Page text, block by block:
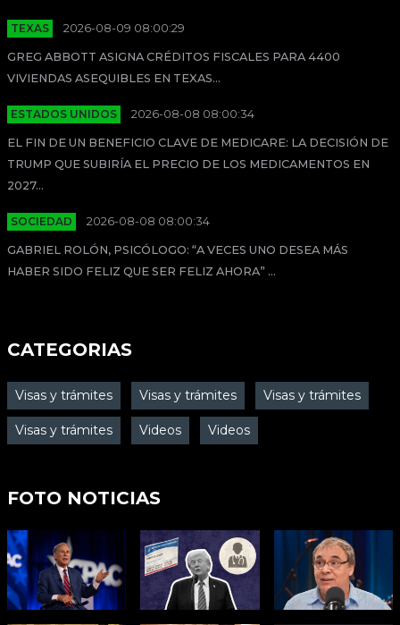
TEXAS 2026-08-09 08:00:29
GREG ABBOTT ASIGNA CRÉDITOS FISCALES PARA 4400
VIVIENDAS ASEQUIBLES EN TEXAS...
ESTADOS UNIDOS 2026-08-08 08:00:34
EL FIN DE UN BENEFICIO CLAVE DE MEDICARE: LA DECISIÓN DE
TRUMP QUE SUBIRÍA EL PRECIO DE LOS MEDICAMENTOS EN
2027...
SOCIEDAD 2026-08-08 08:00:34
GABRIEL ROLÓN, PSICÓLOGO: “A VECES UNO DESEA MÁS
HABER SIDO FELIZ QUE SER FELIZ AHORA” ...
CATEGORIAS
Visas y trámites Visas y trámites Visas y trámites
Visas y trámites Videos Videos
FOTO NOTICIAS